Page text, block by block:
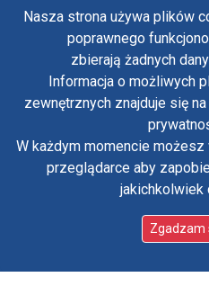
Nasza strona używa plików
poprawnego
zbierają żadnych
Informacja o możliwych
zewnętrznych znajduje się
W każdym momencie
przeglądarce aby
jakichkolwiek
Zgadzam
czytaj dalej… wpis Odkryj
Polityka prywatności
Oświadczenie o
Standardy ochrony